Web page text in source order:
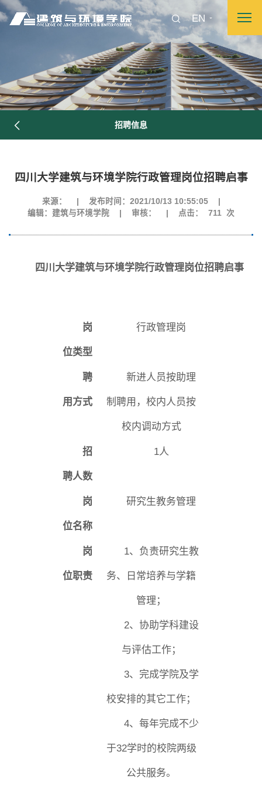
EN
学院简介
院行政 院工会 教授委员会
材料下载
招聘信息
四川大学建筑与环境学院行政管理岗位招聘启事
来源： 发布时间：2021/10/13 10:55:05
编辑：建筑与环境学院
审核： 点击： 711 次
四川大学建筑与环境学院行政管理岗位招聘启事
岗
位类型
行政管理岗
聘
用 方式
新进人员按助理
制聘用，校内人员按
校内调动方式
招
聘人数
1人
岗
位名称
研究生教务管理
岗
位职责
1、负责研究生教
务、日常培养与学籍
管理；
2、协助学科建设
与评估工作；
3、完成学院及学
校安排的其它工作；
4、每年完成不少
于32学时的校院两级
公共服务。